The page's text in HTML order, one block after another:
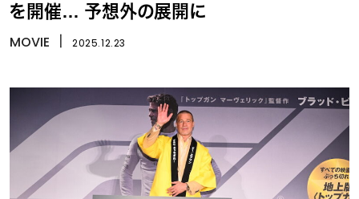
を開催… 予想外の展開に
MOVIE 2025.12.23